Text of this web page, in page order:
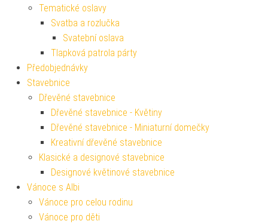
Tematické oslavy
Svatba a rozlučka
Svatební oslava
Tlapková patrola párty
Předobjednávky
Stavebnice
Dřevěné stavebnice
Dřevěné stavebnice - Květiny
Dřevěné stavebnice - Miniaturní domečky
Kreativní dřevěné stavebnice
Klasické a designové stavebnice
Designové květinové stavebnice
Vánoce s Albi
Vánoce pro celou rodinu
Vánoce pro děti